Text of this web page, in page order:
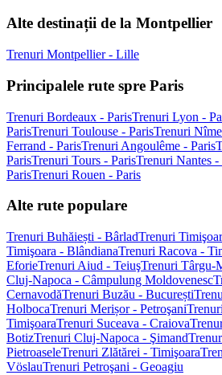
Alte destinații de la Montpellier
Trenuri Montpellier - Lille
Principalele rute spre Paris
Trenuri Bordeaux - ParisTrenuri Lyon -
ParisTrenuri Toulouse - ParisTrenuri
Ferrand - ParisTrenuri Angoulême - Paris
ParisTrenuri Tours - ParisTrenuri Nantes -
ParisTrenuri Rouen - Paris
Alte rute populare
Trenuri Buhăiești - BârladTrenuri
Timişoara - BlândianaTrenuri Racova -
EforieTrenuri Aiud - TeiuşTrenuri Târgu-
Cluj-Napoca - Câmpulung Moldovenesc
CernavodăTrenuri Buzău - București
HolbocaTrenuri Merișor - Petroşani
TimişoaraTrenuri Suceava - Craiova
BotizTrenuri Cluj-Napoca - Şimand
PietroaseleTrenuri Zlătărei - Timişoara
VöslauTrenuri Petroşani - Geoagiu